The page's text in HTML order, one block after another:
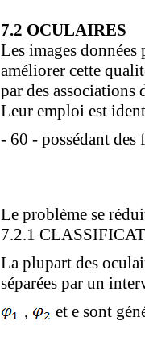
7.2 OCULAIRES
Les images
améliorer cette
par des associations
Leur emploi est
- 60 - possédant
Le problème se
7.2.1
La plupart des
séparées par un
,
et e sont